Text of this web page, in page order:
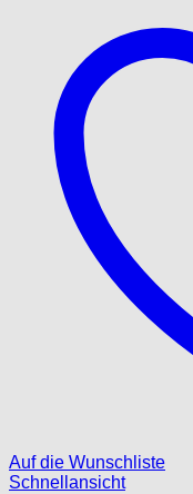
Auf die Wunschliste
Schnellansicht